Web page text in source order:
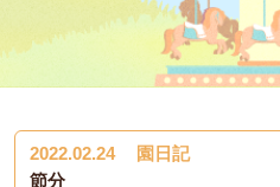
2022.02.24
園日記
節分